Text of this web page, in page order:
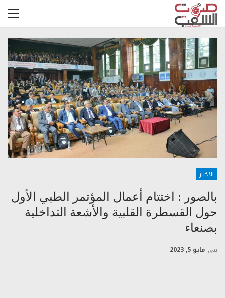
الاخبار
بالصور : اختتام أعمال المؤتمر الطبي الأول
حول القسطرة القلبية والأشعة التداخلية
بصنعاء
في مايو 5, 2023